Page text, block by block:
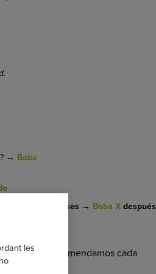
→ Boba
los primeros meses → Boba X después
por qué recomendamos cada
les